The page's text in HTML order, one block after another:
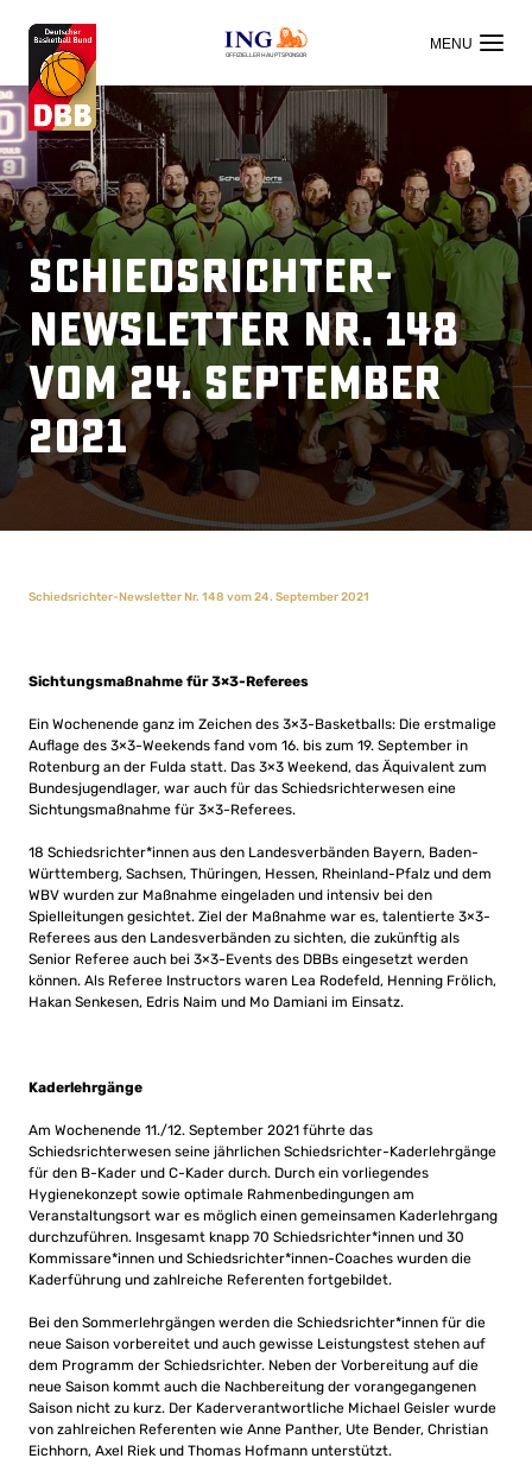
OFFIZIELLER HAUPTSPONSOR
Schiedsrichter-
Newsletter Nr. 148
vom 24. September
2021
Schiedsrichter-Newsletter Nr. 148 vom 24. September 2021
Sichtungsmaßnahme für 3×3-Referees
Ein Wochenende ganz im Zeichen des 3×3-Basketballs: Die erstmalige
Auflage des 3×3-Weekends fand vom 16. bis zum 19. September in
Rotenburg an der Fulda statt. Das 3×3 Weekend, das Äquivalent zum
Bundesjugendlager, war auch für das Schiedsrichterwesen eine
Sichtungsmaßnahme für 3×3-Referees.
18 Schiedsrichter*innen aus den Landesverbänden Bayern, Baden-
Württemberg, Sachsen, Thüringen, Hessen, Rheinland-Pfalz und dem
WBV wurden zur Maßnahme eingeladen und intensiv bei den
Spielleitungen gesichtet. Ziel der Maßnahme war es, talentierte 3×3-
Referees aus den Landesverbänden zu sichten, die zukünftig als
Senior Referee auch bei 3×3-Events des DBBs eingesetzt werden
können. Als Referee Instructors waren Lea Rodefeld, Henning Frölich,
Hakan Senkesen, Edris Naim und Mo Damiani im Einsatz.
Kaderlehrgänge
Am Wochenende 11./12. September 2021 führte das
Schiedsrichterwesen seine jährlichen Schiedsrichter-Kaderlehrgänge
für den B-Kader und C-Kader durch. Durch ein vorliegendes
Hygienekonzept sowie optimale Rahmenbedingungen am
Veranstaltungsort war es möglich einen gemeinsamen Kaderlehrgang
durchzuführen. Insgesamt knapp 70 Schiedsrichter*innen und 30
Kommissare*innen und Schiedsrichter*innen-Coaches wurden die
Kaderführung und zahlreiche Referenten fortgebildet.
Bei den Sommerlehrgängen werden die Schiedsrichter*innen für die
neue Saison vorbereitet und auch gewisse Leistungstest stehen auf
dem Programm der Schiedsrichter. Neben der Vorbereitung auf die
neue Saison kommt auch die Nachbereitung der vorangegangenen
Saison nicht zu kurz. Der Kaderverantwortliche Michael Geisler wurde
von zahlreichen Referenten wie Anne Panther, Ute Bender, Christian
Eichhorn, Axel Riek und Thomas Hofmann unterstützt.